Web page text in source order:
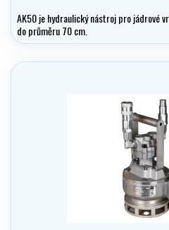
AK50 je hydraulický nástroj pro jádrové
do průměru 70 cm.